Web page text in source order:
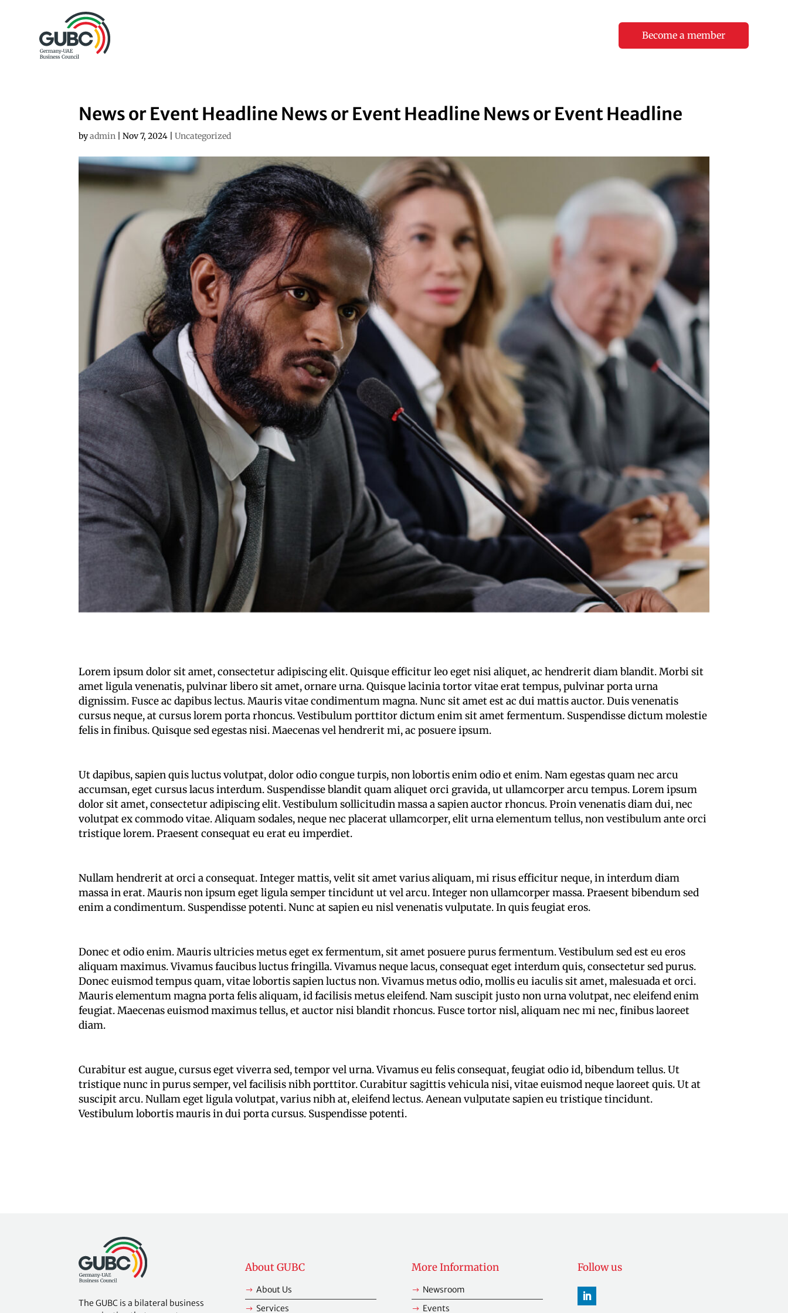
Become a member
News or Event Headline News or Event Headline News or Event Headline
byadmin |Nov 7, 2024 |Uncategorized
Lorem ipsum dolor sit amet, consectetur adipiscing elit. Quisque efficitur leo eget nisi aliquet, ac hendrerit diam blandit. Morbi sit
amet ligula venenatis, pulvinar libero sit amet, ornare urna. Quisque lacinia tortor vitae erat tempus, pulvinar porta urna
dignissim. Fusce ac dapibus lectus. Mauris vitae condimentum magna. Nunc sit amet est ac dui mattis auctor. Duis venenatis
cursus neque, at cursus lorem porta rhoncus. Vestibulum porttitor dictum enim sit amet fermentum. Suspendisse dictum molestie
felis in finibus. Quisque sed egestas nisi. Maecenas vel hendrerit mi, ac posuere ipsum.
Ut dapibus, sapien quis luctus volutpat, dolor odio congue turpis, non lobortis enim odio et enim. Nam egestas quam nec arcu
accumsan, eget cursus lacus interdum. Suspendisse blandit quam aliquet orci gravida, ut ullamcorper arcu tempus. Lorem ipsum
dolor sit amet, consectetur adipiscing elit. Vestibulum sollicitudin massa a sapien auctor rhoncus. Proin venenatis diam dui, nec
volutpat ex commodo vitae. Aliquam sodales, neque nec placerat ullamcorper, elit urna elementum tellus, non vestibulum ante orci
tristique lorem. Praesent consequat eu erat eu imperdiet.
Nullam hendrerit at orci a consequat. Integer mattis, velit sit amet varius aliquam, mi risus efficitur neque, in interdum diam
massa in erat. Mauris non ipsum eget ligula semper tincidunt ut vel arcu. Integer non ullamcorper massa. Praesent bibendum sed
enim a condimentum. Suspendisse potenti. Nunc at sapien eu nisl venenatis vulputate. In quis feugiat eros.
Donec et odio enim. Mauris ultricies metus eget ex fermentum, sit amet posuere purus fermentum. Vestibulum sed est eu eros
aliquam maximus. Vivamus faucibus luctus fringilla. Vivamus neque lacus, consequat eget interdum quis, consectetur sed purus.
Donec euismod tempus quam, vitae lobortis sapien luctus non. Vivamus metus odio, mollis eu iaculis sit amet, malesuada et orci.
Mauris elementum magna porta felis aliquam, id facilisis metus eleifend. Nam suscipit justo non urna volutpat, nec eleifend enim
feugiat. Maecenas euismod maximus tellus, et auctor nisi blandit rhoncus. Fusce tortor nisl, aliquam nec mi nec, finibus laoreet
diam.
Curabitur est augue, cursus eget viverra sed, tempor vel urna. Vivamus eu felis consequat, feugiat odio id, bibendum tellus. Ut
tristique nunc in purus semper, vel facilisis nibh porttitor. Curabitur sagittis vehicula nisi, vitae euismod neque laoreet quis. Ut at
suscipit arcu. Nullam eget ligula volutpat, varius nibh at, eleifend lectus. Aenean vulputate sapien eu tristique tincidunt.
Vestibulum lobortis mauris in dui porta cursus. Suspendisse potenti.
The GUBC is a bilateral business
About GUBC
$ About Us
$ Services
More Information
$ Newsroom
$ Events
Follow us